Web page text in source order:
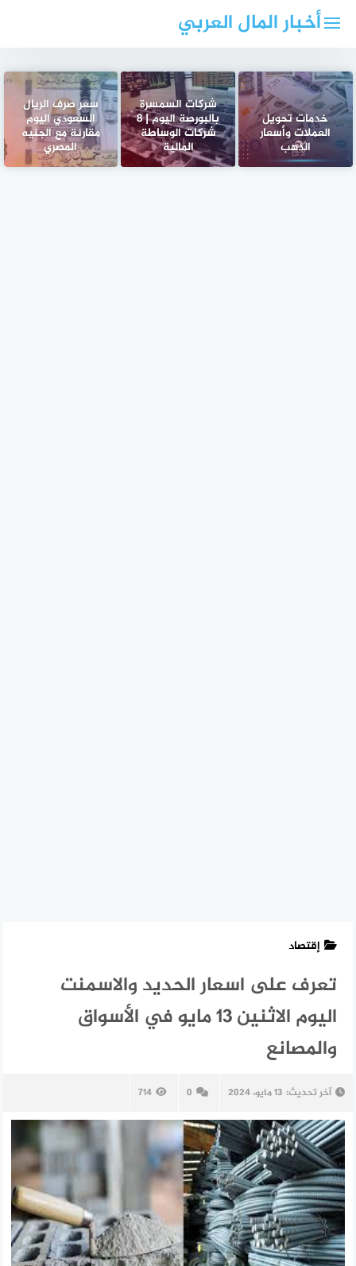
أخبار المال العربي
خدمات تحويل
العملات وأسعار
الذهب
شركات السمسرة
بالبورصة اليوم | 8
شركات الوساطة
المالية
سعر صرف الريال
السعودي اليوم
مقارنة مع الجنيه
المصري
إقتصاد
تعرف على اسعار الحديد والاسمنت
اليوم الاثنين 13 مايو في الأسواق
والمصانع
آخر تحديث: 13 مايو، 2024 0
714